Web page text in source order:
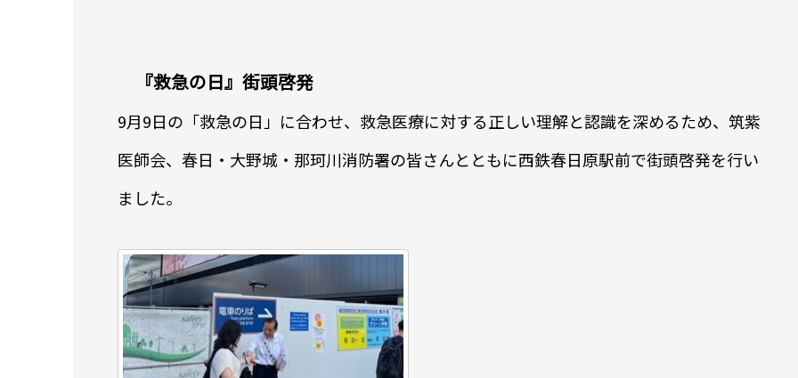
『救急の日』街頭啓発
9月9日の「救急の日」に合わせ、救急医療に対する正しい理解と認識を深めるため、筑紫
医師会、春日・大野城・那珂川消防署の皆さんとともに西鉄春日原駅前で街頭啓発を行い
ました。